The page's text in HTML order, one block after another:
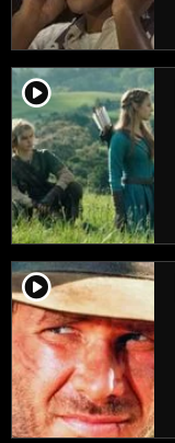
player2
player2